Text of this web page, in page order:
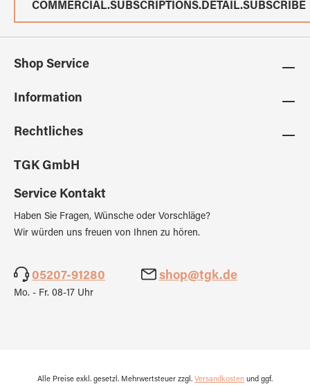
COMMERCIAL.SUBSCRIPTIONS.DETAIL.SUBSCRIBE
Shop Service
Information
Rechtliches
TGK GmbH
Service Kontakt
Haben Sie Fragen, Wünsche oder Vorschläge?
Wir würden uns freuen von Ihnen zu hören.
05207-91280 shop@tgk.de
Mo. - Fr. 08-17 Uhr
Alle Preise exkl. gesetzl. Mehrwertsteuer zzgl. Versandkosten und ggf.